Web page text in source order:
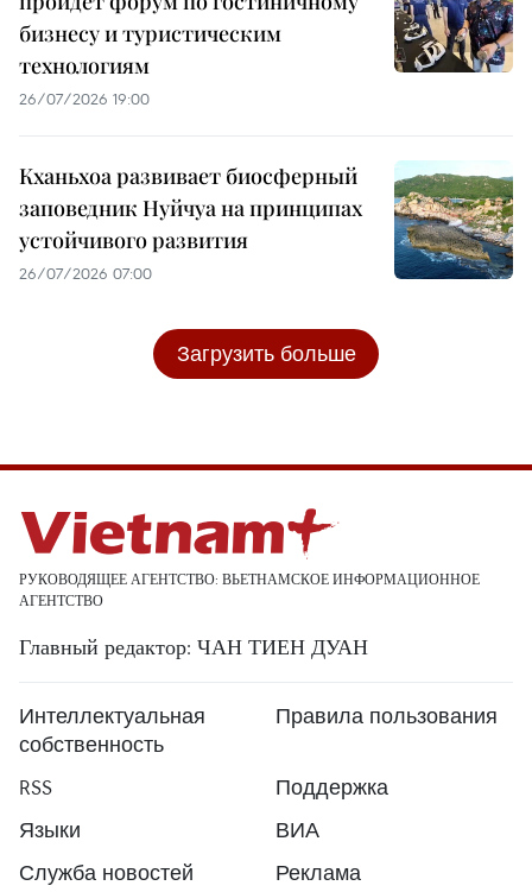
бизнесу и туристическим
технологиям
26/07/2026 19:00
Кханьхоа развивает биосферный
заповедник Нуйчуа на принципах
устойчивого развития
26/07/2026 07:00
Загрузить больше
РУКОВОДЯЩЕЕ АГЕНТСТВО: ВЬЕТНАМСКОЕ ИНФОРМАЦИОННОЕ
АГЕНТСТВО
Главный редактор: ЧАН ТИЕН ДУАН
Интеллектуальная
собственность
Правила пользования
RSS
Поддержка
Языки
ВИА
Служба новостей
Реклама